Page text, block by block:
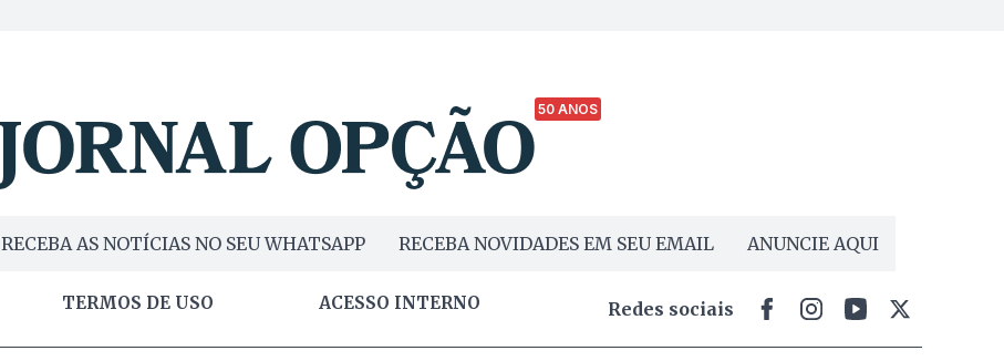
50 ANOS
RECEBA AS NOTÍCIAS NO SEU WHATSAPP RECEBA NOVIDADES EM SEU EMAIL ANUNCIE AQUI
TERMOS DE USO ACESSO INTERNO Redes sociais